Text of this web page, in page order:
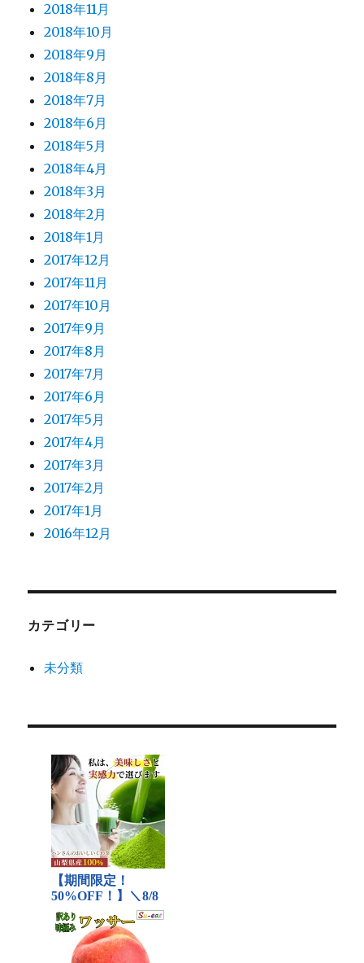
2018年11月
2018年10月
2018年9月
2018年8月
2018年7月
2018年6月
2018年5月
2018年4月
2018年3月
2018年2月
2018年1月
2017年12月
2017年11月
2017年10月
2017年9月
2017年8月
2017年7月
2017年6月
2017年5月
2017年4月
2017年3月
2017年2月
2017年1月
2016年12月
カテゴリー
未分類